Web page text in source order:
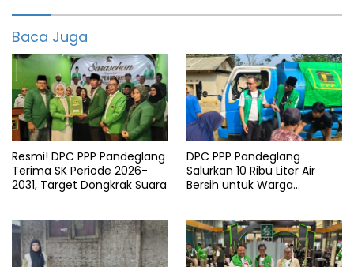
Baca Juga
Resmi! DPC PPP Pandeglang
Terima SK Periode 2026-
2031, Target Dongkrak Suara
DPC PPP Pandeglang
Salurkan 10 Ribu Liter Air
Bersih untuk Warga